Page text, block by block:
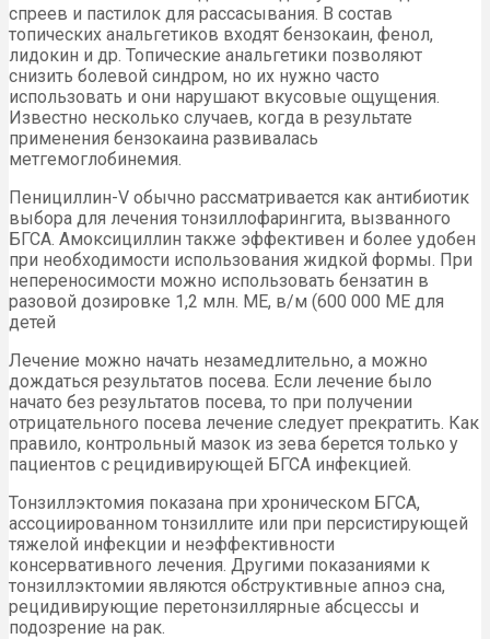
спреев и пастилок для рассасывания. В состав
топических анальгетиков входят бензокаин, фенол,
лидокин и др. Топические анальгетики позволяют
снизить болевой синдром, но их нужно часто
использовать и они нарушают вкусовые ощущения.
Известно несколько случаев, когда в результате
применения бензокаина развивалась
метгемоглобинемия.
Пенициллин-V обычно рассматривается как антибиотик
выбора для лечения тонзиллофарингита, вызванного
БГСА. Амоксициллин также эффективен и более удобен
при необходимости использования жидкой формы. При
непереносимости можно использовать бензатин в
разовой дозировке 1,2 млн. ME, в/м (600 000 ME для
детей
Лечение можно начать незамедлительно, а можно
дождаться результатов посева. Если лечение было
начато без результатов посева, то при получении
отрицательного посева лечение следует прекратить. Как
правило, контрольный мазок из зева берется только у
пациентов с рецидивирующей БГСА инфекцией.
Тонзиллэктомия показана при хроническом БГСА,
ассоциированном тонзиллите или при персистирующей
тяжелой инфекции и неэффективности
консервативного лечения. Другими показаниями к
тонзиллэктомии являются обструктивные апноэ сна,
рецидивирующие перетонзиллярные абсцессы и
подозрение на рак.